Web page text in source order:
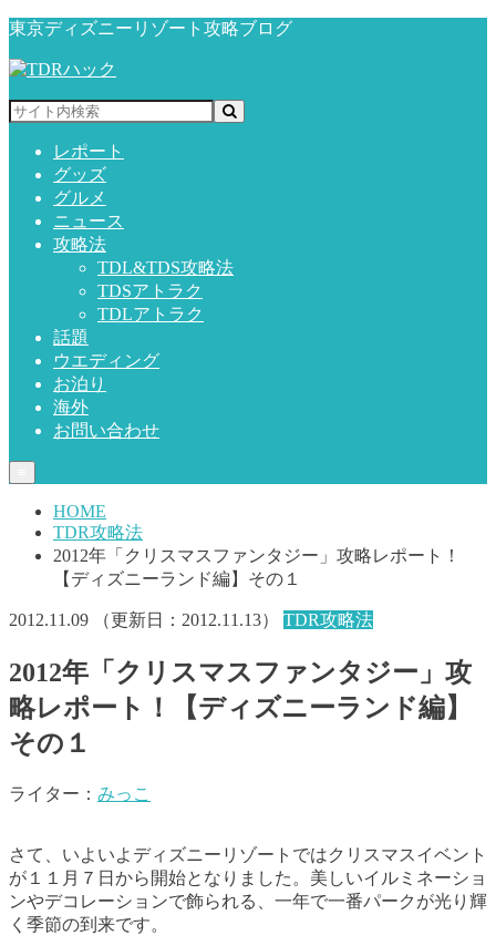
東京ディズニーリゾート攻略ブログ
レポート
グッズ
グルメ
ニュース
攻略法
TDL&TDS攻略法
TDSアトラク
TDLアトラク
話題
ウエディング
お泊り
海外
お問い合わせ
HOME
TDR攻略法
2012年「クリスマスファンタジー」攻略レポート！
【ディズニーランド編】その１
2012.11.09 （更新日： 2012.11.13） TDR攻略法
2012年「クリスマスファンタジー」攻
略レポート！【ディズニーランド編】
その１
ライター： みっこ
さて、いよいよディズニーリゾートではクリスマスイベント
が１１月７日から開始となりました。美しいイルミネーショ
ンやデコレーションで飾られる、一年で一番パークが光り輝
く季節の到来です。